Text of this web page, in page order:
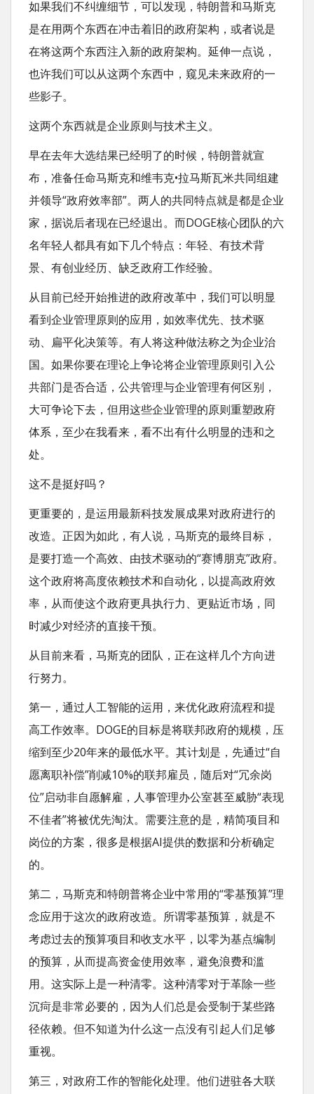
如果我们不纠缠细节，可以发现，特朗普和马斯克
是在用两个东西在冲击着旧的政府架构，或者说是
在将这两个东西注入新的政府架构。延伸一点说，
也许我们可以从这两个东西中，窥见未来政府的一
些影子。
这两个东西就是企业原则与技术主义。
早在去年大选结果已经明了的时候，特朗普就宣
布，准备任命马斯克和维韦克•拉马斯瓦米共同组建
并领导“政府效率部”。两人的共同特点就是都是企业
家，据说后者现在已经退出。而DOGE核心团队的六
名年轻人都具有如下几个特点：年轻、有技术背
景、有创业经历、缺乏政府工作经验。
从目前已经开始推进的政府改革中，我们可以明显
看到企业管理原则的应用，如效率优先、技术驱
动、扁平化决策等。有人将这种做法称之为企业治
国。如果你要在理论上争论将企业管理原则引入公
共部门是否合适，公共管理与企业管理有何区别，
大可争论下去，但用这些企业管理的原则重塑政府
体系，至少在我看来，看不出有什么明显的违和之
处。
这不是挺好吗？
更重要的，是运用最新科技发展成果对政府进行的
改造。正因为如此，有人说，马斯克的最终目标，
是要打造一个高效、由技术驱动的“赛博朋克”政府。
这个政府将高度依赖技术和自动化，以提高政府效
率，从而使这个政府更具执行力、更贴近市场，同
时减少对经济的直接干预。
从目前来看，马斯克的团队，正在这样几个方向进
行努力。
第一，通过人工智能的运用，来优化政府流程和提
高工作效率。DOGE的目标是将联邦政府的规模，压
缩到至少20年来的最低水平。其计划是，先通过“自
愿离职补偿”削减10%的联邦雇员，随后对“冗余岗
位”启动非自愿解雇，人事管理办公室甚至威胁“表现
不佳者”将被优先淘汰。需要注意的是，精简项目和
岗位的方案，很多是根据AI提供的数据和分析确定
的。
第二，马斯克和特朗普将企业中常用的“零基预算”理
念应用于这次的政府改造。所谓零基预算，就是不
考虑过去的预算项目和收支水平，以零为基点编制
的预算，从而提高资金使用效率，避免浪费和滥
用。这实际上是一种清零。这种清零对于革除一些
沉疴是非常必要的，因为人们总是会受制于某些路
径依赖。但不知道为什么这一点没有引起人们足够
重视。
第三，对政府工作的智能化处理。他们进驻各大联